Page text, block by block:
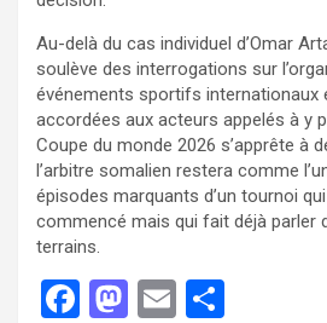
Au-delà du cas individuel d’Omar
soulève des interrogations sur
événements sportifs internationaux
accordées aux acteurs appelés à y
Coupe du monde 2026 s’apprête à
l’arbitre somalien restera comme
épisodes marquants d’un tournoi
commencé mais qui fait déjà parler
terrains.
F
M E